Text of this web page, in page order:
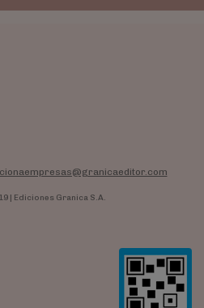
| Ediciones Granica S.A.